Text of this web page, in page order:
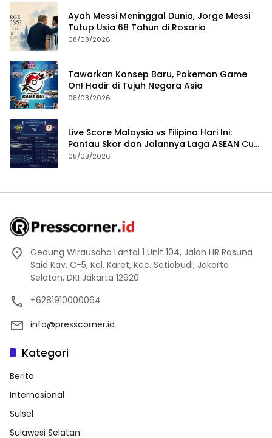
Ayah Messi Meninggal Dunia, Jorge Messi
Tutup Usia 68 Tahun di Rosario
08/08/2026
Tawarkan Konsep Baru, Pokemon Game
On! Hadir di Tujuh Negara Asia
08/08/2026
Live Score Malaysia vs Filipina Hari Ini:
Pantau Skor dan Jalannya Laga ASEAN Cup
2026
08/08/2026
Gedung Wirausaha Lantai 1 Unit 104, Jalan HR Rasuna
Said Kav. C-5, Kel. Karet, Kec. Setiabudi, Jakarta
Selatan, DKI Jakarta 12920
+6281910000064
info@presscorner.id
Kategori
Berita
Internasional
Sulsel
Sulawesi Selatan